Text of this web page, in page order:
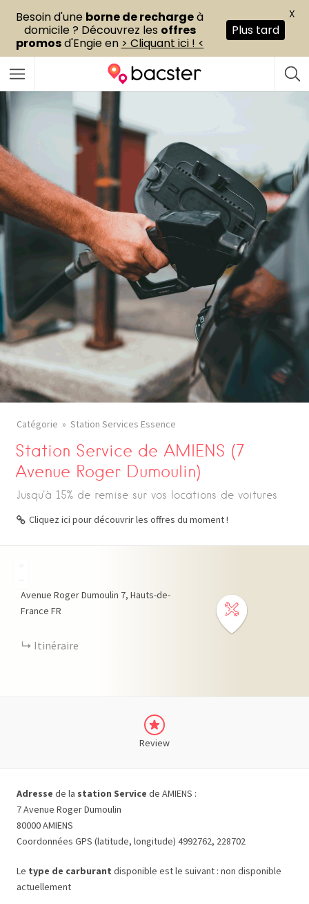
Catégorie Station Services Essence
Station Service de AMIENS (7
Avenue Roger Dumoulin)
Jusqu'à 15% de remise sur vos locations de voitures
Cliquez ici pour découvrir les offres du moment !
Avenue Roger Dumoulin 7 Hauts-de-
France FR
Itinéraire
Review
Adresse de la station Service de AMIENS :
7 Avenue Roger Dumoulin
80000 AMIENS
Coordonnées GPS (latitude, longitude) 4992762, 228702
Le type de carburant disponible est le suivant : non disponible
actuellement
Besoin d'une borne de rechargeà
domicile ? Découvrez les offres
promosd'Engie en > Cliquant ici ! <
Plus tard
X